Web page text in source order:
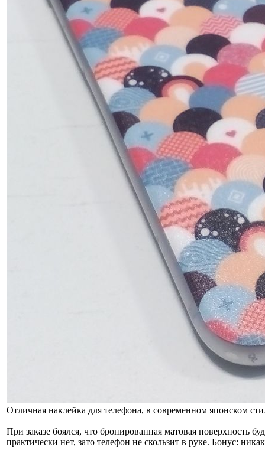
Отличная наклейка для телефона, в современном японском
При заказе боялся, что бронированная матовая поверхность
практически нет, зато телефон не скользит в руке. Бонус: